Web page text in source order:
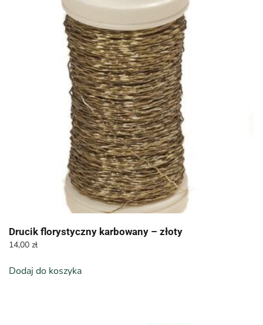
Drucik florystyczny karbowany – złoty
14,00 zł
Dodaj do koszyka